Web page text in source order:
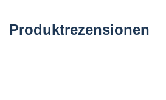
Produktrezensionen